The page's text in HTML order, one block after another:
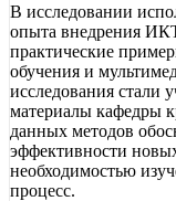
В исследовании
опыта внедрения
практические
обучения и
исследования стали
материалы кафедры
данных методов
эффективности
необходимостью
процесс.